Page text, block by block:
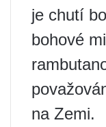
je chutí
bohové
na Zemi.